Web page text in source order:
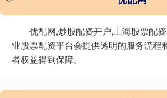
优配网,炒股配资开户,上海股票配
业股票配资平台会提供透明的服务流程
者权益得到保障。